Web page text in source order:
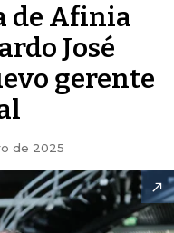
de Afinia
José
gerente
de 2025